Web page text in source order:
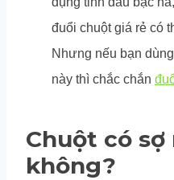
đuổi chuột giá rẻ có
Nhưng nếu bạn
này thì chắc chắn
Chuột có sợ
không?